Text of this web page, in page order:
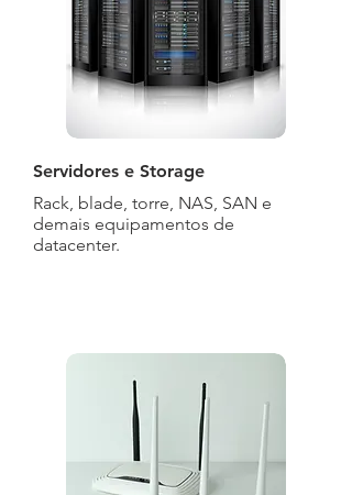
Servidores e Storage
Rack, blade, torre, NAS, SAN e
demais equipamentos de
datacenter.